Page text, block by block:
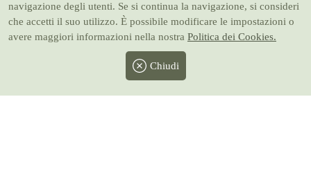
navigazione degli utenti. Se si continua la navigazione, si consideri
che accetti il suo utilizzo. È possibile modificare le impostazioni o
avere maggiori informazioni nella nostra Politica dei Cookies.
Chiudi